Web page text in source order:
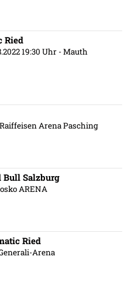
Ried
19:30 Uhr - Mauth
Arena Pasching
Bull Salzburg
ARENA
Ried
Arena